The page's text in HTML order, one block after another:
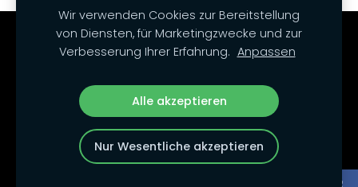
Cookies
Unsere Social Media-Kanäle:
Wir verwenden Cookies zur Bereitstellung
von Diensten, für Marketingzwecke und zur
Verbesserung Ihrer Erfahrung. Anpassen
Alle akzeptieren
Nur Wesentliche akzeptieren